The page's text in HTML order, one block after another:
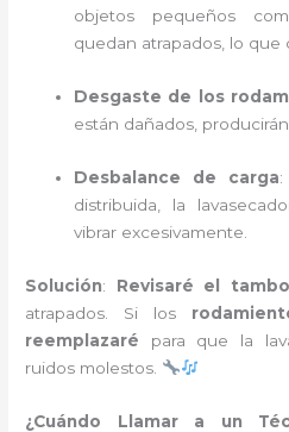
objetos pequeños
quedan atrapados, lo que
Desgaste de los
están dañados,
Desbalance de carga
distribuida, la
vibrar excesivamente.
Solución: Revisaré el
atrapados. Si los
reemplazaré para que la
ruidos molestos.
¿Cuándo Llamar a un